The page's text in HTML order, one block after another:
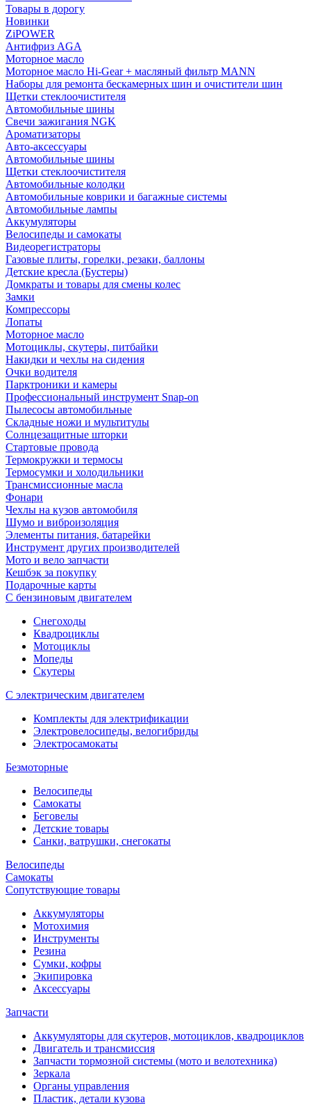
Товары в дорогу
Новинки
ZiPOWER
Антифриз AGA
Моторное масло
Моторное масло Hi-Gear + масляный фильтр MANN
Наборы для ремонта бескамерных шин и очистители шин
Щетки стеклоочистителя
Автомобильные шины
Свечи зажигания NGK
Ароматизаторы
Авто-аксессуары
Автомобильные шины
Щетки стеклоочистителя
Автомобильные колодки
Автомобильные коврики и багажные системы
Автомобильные лампы
Аккумуляторы
Велосипеды и самокаты
Видеорегистраторы
Газовые плиты, горелки, резаки, баллоны
Детские кресла (Бустеры)
Домкраты и товары для смены колес
Замки
Компрессоры
Лопаты
Моторное масло
Мотоциклы, скутеры, питбайки
Накидки и чехлы на сидения
Очки водителя
Парктроники и камеры
Профессиональный инструмент Snap-on
Пылесосы автомобильные
Складные ножи и мультитулы
Солнцезащитные шторки
Стартовые провода
Термокружки и термосы
Термосумки и холодильники
Трансмиссионные масла
Фонари
Чехлы на кузов автомобиля
Шумо и виброизоляция
Элементы питания, батарейки
Инструмент других производителей
Мото и вело запчасти
Кешбэк за покупку
Подарочные карты
С бензиновым двигателем
Снегоходы
Квадроциклы
Мотоциклы
Мопеды
Скутеры
С электрическим двигателем
Комплекты для электрификации
Электровелосипеды, велогибриды
Электросамокаты
Безмоторные
Велосипеды
Самокаты
Беговелы
Детские товары
Санки, ватрушки, снегокаты
Велосипеды
Самокаты
Сопутствующие товары
Аккумуляторы
Мотохимия
Инструменты
Резина
Сумки, кофры
Экипировка
Аксессуары
Запчасти
Аккумуляторы для скутеров, мотоциклов, квадроциклов
Двигатель и трансмиссия
Запчасти тормозной системы (мото и велотехника)
Зеркала
Органы управления
Пластик, детали кузова